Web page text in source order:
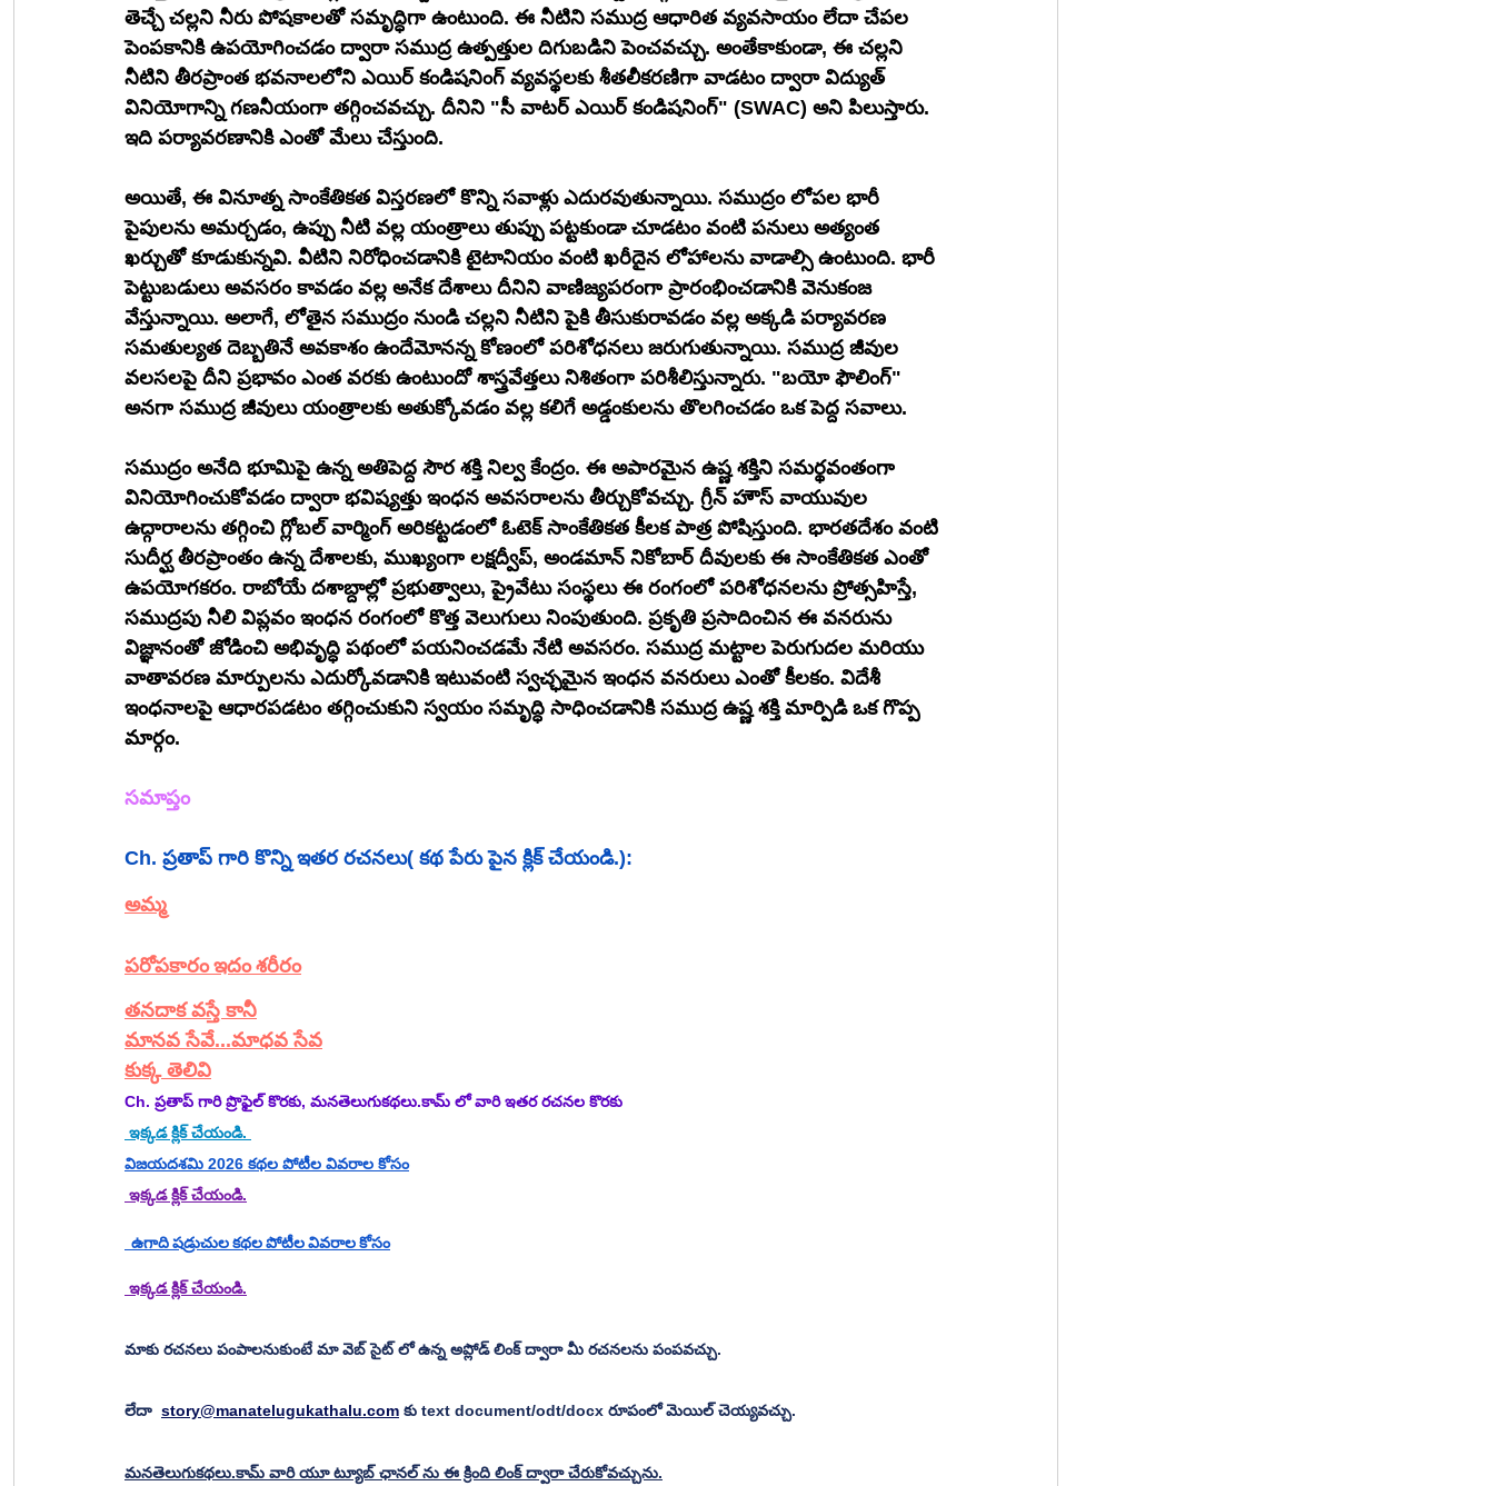
తెచ్చే చల్లని నీరు పోషకాలతో సమృద్ధిగా ఉంటుంది. ఈ నీటిని సముద్ర ఆధారిత వ్యవసాయం లేదా చేపల
పెంపకానికి ఉపయోగించడం ద్వారా సముద్ర ఉత్పత్తుల దిగుబడిని పెంచవచ్చు. అంతేకాకుండా, ఈ చల్లని
నీటిని తీరప్రాంత భవనాలలోని ఎయిర్ కండిషనింగ్ వ్యవస్థలకు శీతలీకరణిగా వాడటం ద్వారా విద్యుత్
వినియోగాన్ని గణనీయంగా తగ్గించవచ్చు. దీనిని "సీ వాటర్ ఎయిర్ కండిషనింగ్" (SWAC) అని పిలుస్తారు.
ఇది పర్యావరణానికి ఎంతో మేలు చేస్తుంది.
అయితే, ఈ వినూత్న సాంకేతికత విస్తరణలో కొన్ని సవాళ్లు ఎదురవుతున్నాయి. సముద్రం లోపల భారీ
పైపులను అమర్చడం, ఉప్పు నీటి వల్ల యంత్రాలు తుప్పు పట్టకుండా చూడటం వంటి పనులు అత్యంత
ఖర్చుతో కూడుకున్నవి. వీటిని నిరోధించడానికి టైటానియం వంటి ఖరీదైన లోహాలను వాడాల్సి ఉంటుంది. భారీ
పెట్టుబడులు అవసరం కావడం వల్ల అనేక దేశాలు దీనిని వాణిజ్యపరంగా ప్రారంభించడానికి వెనుకంజ
వేస్తున్నాయి. అలాగే, లోతైన సముద్రం నుండి చల్లని నీటిని పైకి తీసుకురావడం వల్ల అక్కడి పర్యావరణ
సమతుల్యత దెబ్బతినే అవకాశం ఉందేమోనన్న కోణంలో పరిశోధనలు జరుగుతున్నాయి. సముద్ర జీవుల
వలసలపై దీని ప్రభావం ఎంత వరకు ఉంటుందో శాస్త్రవేత్తలు నిశితంగా పరిశీలిస్తున్నారు. "బయో ఫౌలింగ్"
అనగా సముద్ర జీవులు యంత్రాలకు అతుక్కోవడం వల్ల కలిగే అడ్డంకులను తొలగించడం ఒక పెద్ద సవాలు.
సముద్రం అనేది భూమిపై ఉన్న అతిపెద్ద సౌర శక్తి నిల్వ కేంద్రం. ఈ అపారమైన ఉష్ణ శక్తిని సమర్థవంతంగా
వినియోగించుకోవడం ద్వారా భవిష్యత్తు ఇంధన అవసరాలను తీర్చుకోవచ్చు. గ్రీన్ హౌస్ వాయువుల
ఉద్గారాలను తగ్గించి గ్లోబల్ వార్మింగ్ అరికట్టడంలో ఓటెక్ సాంకేతికత కీలక పాత్ర పోషిస్తుంది. భారతదేశం వంటి
సుదీర్ఘ తీరప్రాంతం ఉన్న దేశాలకు, ముఖ్యంగా లక్షద్వీప్, అండమాన్ నికోబార్ దీవులకు ఈ సాంకేతికత ఎంతో
ఉపయోగకరం. రాబోయే దశాబ్దాల్లో ప్రభుత్వాలు, ప్రైవేటు సంస్థలు ఈ రంగంలో పరిశోధనలను ప్రోత్సహిస్తే,
సముద్రపు నీలి విప్లవం ఇంధన రంగంలో కొత్త వెలుగులు నింపుతుంది. ప్రకృతి ప్రసాదించిన ఈ వనరును
విజ్ఞానంతో జోడించి అభివృద్ధి పథంలో పయనించడమే నేటి అవసరం. సముద్ర మట్టాల పెరుగుదల మరియు
వాతావరణ మార్పులను ఎదుర్కోవడానికి ఇటువంటి స్వచ్ఛమైన ఇంధన వనరులు ఎంతో కీలకం. విదేశీ
ఇంధనాలపై ఆధారపడటం తగ్గించుకుని స్వయం సమృద్ధి సాధించడానికి సముద్ర ఉష్ణ శక్తి మార్పిడి ఒక గొప్ప
మార్గం.
సమాప్తం
Ch. ప్రతాప్ గారి కొన్ని ఇతర రచనలు( కథ పేరు పైన క్లిక్ చేయండి.):
అమ్మ
పరోపకారం ఇదం శరీరం
తనదాక వస్తే కానీ
మానవ సేవే...మాధవ సేవ
కుక్క తెలివి
Ch. ప్రతాప్ గారి ప్రొఫైల్ కొరకు, మనతెలుగుకథలు.కామ్ లో వారి ఇతర రచనల కొరకు
ఇక్కడ క్లిక్ చేయండి.
విజయదశమి 2026 కథల పోటీల వివరాల కోసం
ఇక్కడ క్లిక్ చేయండి.
ఉగాది షడ్రుచుల కథల పోటీల వివరాల కోసం
ఇక్కడ క్లిక్ చేయండి.
మాకు రచనలు పంపాలనుకుంటే మా వెబ్ సైట్ లో ఉన్న అప్లోడ్ లింక్ ద్వారా మీ రచనలను పంపవచ్చు.
లేదా story@manatelugukathalu.com కు text document/odt/docx రూపంలో మెయిల్ చెయ్యవచ్చు.
మనతెలుగుకథలు.కామ్ వారి యూ ట్యూబ్ ఛానల్ ను ఈ క్రింది లింక్ ద్వారా చేరుకోవచ్చును.